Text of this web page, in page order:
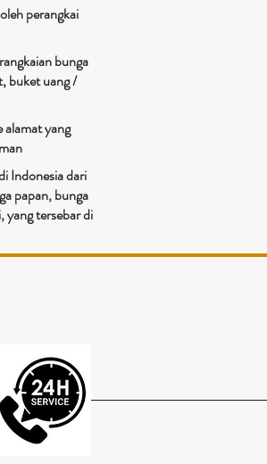
perangkai
bunga
buket uang /
alamat yang
Indonesia dari
papan, bunga
yang tersebar di